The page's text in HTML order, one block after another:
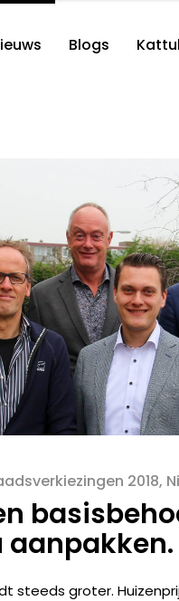
Blogs
2018,
steeds groter.